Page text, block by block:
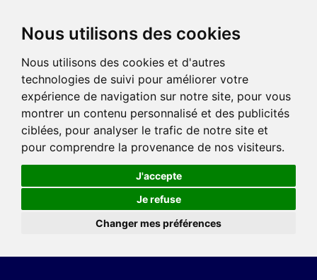
Nous utilisons des cookies
Nous utilisons des cookies et d'autres
technologies de suivi pour améliorer votre
expérience de navigation sur notre site, pour vous
montrer un contenu personnalisé et des publicités
ciblées, pour analyser le trafic de notre site et
pour comprendre la provenance de nos visiteurs.
J'accepte
Je refuse
Changer mes préférences